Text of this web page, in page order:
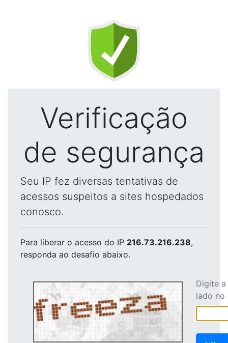
Verificação
de segurança
Seu IP fez diversas tentativas de
acessos suspeitos a sites hospedados
conosco.
Para liberar o acesso do IP 216.73.216.238,
responda ao desafio abaixo.
Digite
lado no